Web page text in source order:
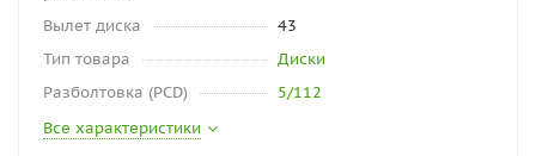
Вылет диска
43
Тип товара
Диски
Разболтовка (PCD)
5/112
Все характеристики